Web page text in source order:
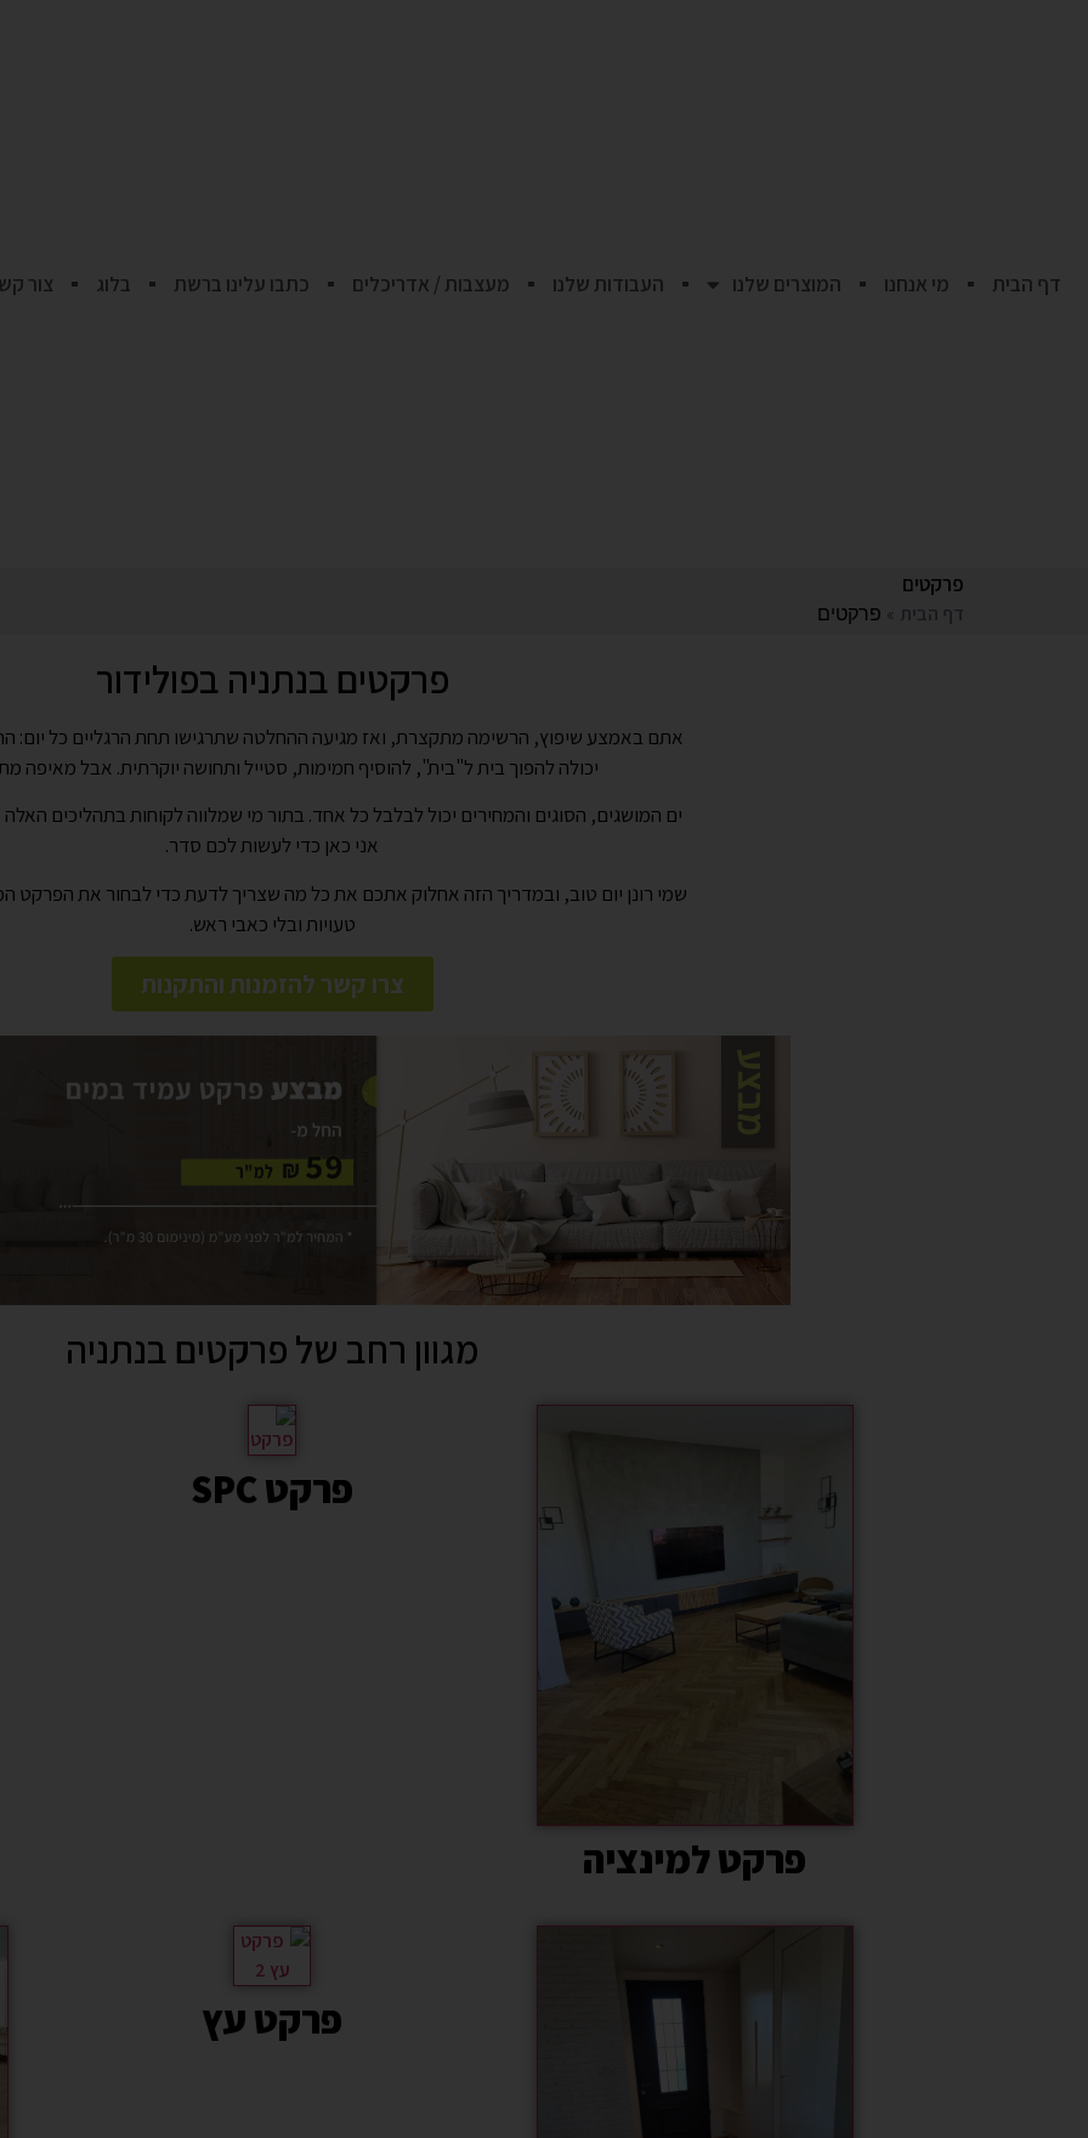
דף הבית מי אנחנו המוצרים שלנו העבודות שלנו מעצבות / אדריכלים כתבו עלינו ברשת בלוג צור
פרקטים
דף הבית » פרקטים
פרקטים בנתניה בפולידור
אתם באמצע שיפוץ, הרשימה מתקצרת, ואז מגיעה ההחלטה שתרגישו תחת הרגליים כל יום:
יכולה להפוך בית ל"בית", להוסיף חמימות, סטייל ותחושה יוקרתית. אבל מאיפה
אני כאן כדי לעשות לכם סדר.
שמי רונן יום טוב, ובמדריך הזה אחלוק אתכם את כל מה שצריך לדעת כדי לבחור את הפרקט
טעויות ובלי כאבי ראש.
צרו קשר להזמנות והתקנות
מגוון רחב של פרקטים בנתניה
פרקט למינציה
פרקט SPC
פרקט עץ